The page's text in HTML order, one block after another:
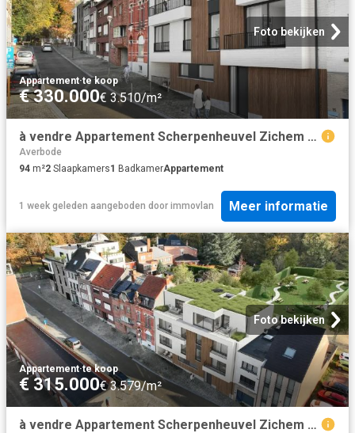
Foto bekijken
Appartement·te koop
€ 330.000€ 3.510/m²
à vendre Appartement Scherpenheuvel Zichem Diestsestraat
Averbode
94 m²2 Slaapkamers1 BadkamerAppartement
1 week geleden aangeboden door immovlan Meer informatie
Foto bekijken
Appartement·te koop
€ 315.000€ 3.579/m²
à vendre Appartement Scherpenheuvel Zichem Diestsestraat